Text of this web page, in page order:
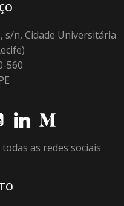
s/n, Cidade Universitária
560
as redes sociais